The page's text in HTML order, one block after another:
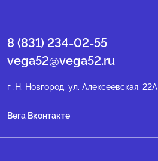
8 (831) 234-02-55
vega52@vega52.ru
г .Н. Новгород, ул. Алексеевская, 22А
Вега Вконтакте